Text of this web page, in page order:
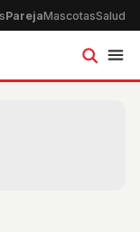
ParejaMascotasSalud